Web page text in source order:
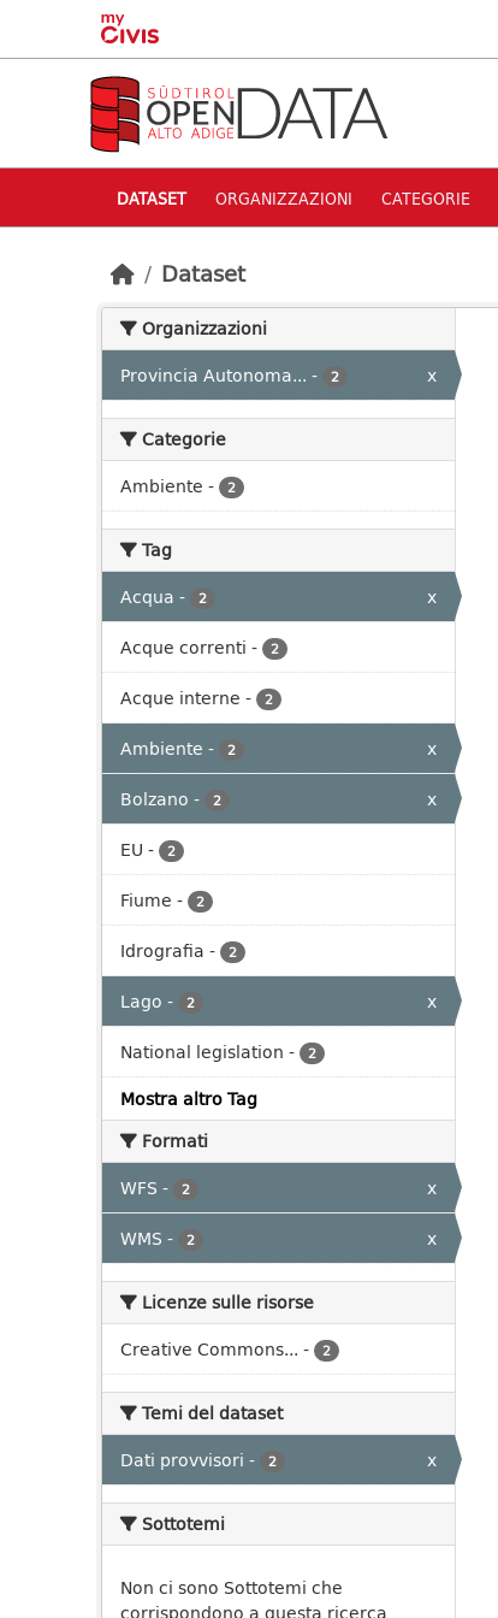
Skip to main content
DATASET ORGANIZZAZIONI CATEGORIE
Dataset
Organizzazioni
Provincia Autonoma... - 2 x
Categorie
Ambiente - 2
Tag
Acqua - 2
x
Acque correnti - 2
Acque interne - 2
Ambiente - 2
x
Bolzano - 2
x
EU - 2
Fiume - 2
Idrografia - 2
Lago - 2
x
National legislation - 2
Mostra altro Tag
Formati
WFS - 2
x
WMS - 2 x
Licenze sulle risorse
Creative Commons... - 2
Temi del dataset
Dati provvisori - 2 x
Sottotemi
Non ci sono Sottotemi che
corrispondono a questa ricerca